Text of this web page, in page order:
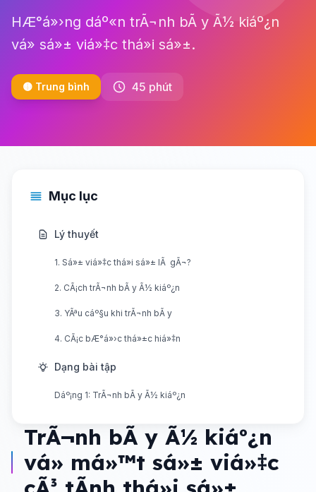
HÆ°á»›ng dáº«n trÃ¬nh bÃ y Ã½ kiáº¿n
vá» sá»± viá»‡c thá»i sá»±.
🟡 Trung bình 45 phút
Mục lục
Lý thuyết
1. Sá»± viá»‡c thá»i sá»± lÃ gÃ¬?
2. CÃ¡ch trÃ¬nh bÃ y Ã½ kiáº¿n
3. YÃªu cáº§u khi trÃ¬nh bÃ y
4. CÃ¡c bÆ°á»›c thá»±c hiá»‡n
Dạng bài tập
Dáº¡ng 1: TrÃ¬nh bÃ y Ã½ kiáº¿n
TrÃ¬nh bÃ y Ã½ kiáº¿n
vá» má»™t sá»± viá»‡c